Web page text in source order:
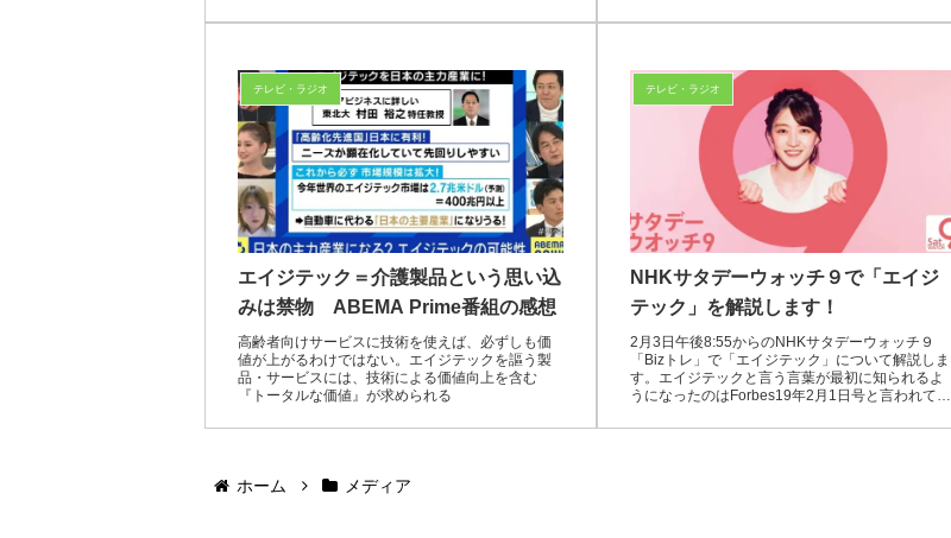
テレビ・ラジオ
エイジテック＝介護製品という思い込
みは禁物 ABEMA Prime番組の感想
高齢者向けサービスに技術を使えば、必ずしも価
値が上がるわけではない。エイジテックを謳う製
品・サービスには、技術による価値向上を含む
『トータルな価値』が求められる
テレビ・ラジオ
NHKサタデーウォッチ９で「エイジ
テック」を解説します！
2月3日午後8:55からのNHKサタデーウォッチ９
「Bizトレ」で「エイジテック」について解説しま
す。エイジテックと言う言葉が最初に知られるよ
うになったのはForbes19年2月1日号と言われてい
ホーム メディア